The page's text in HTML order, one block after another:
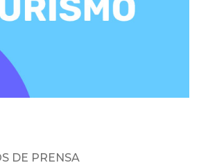
DE PRENSA